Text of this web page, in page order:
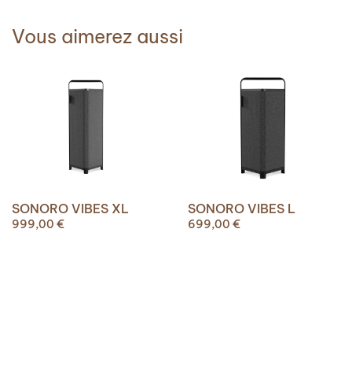
Vous aimerez aussi
SONORO VIBES XL
999,00 €
SONORO VIBES L
699,00 €